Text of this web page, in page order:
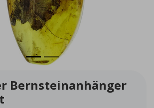
Bernsteinanhänger